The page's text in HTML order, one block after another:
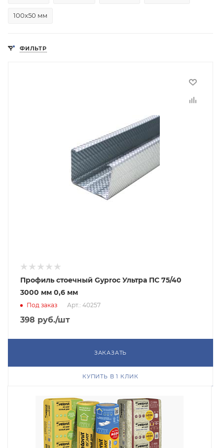
100x50 мм
ФИЛЬТР
Профиль стоечный Gyproc Ультра ПС 75/40
3000 мм 0,6 мм
Под заказ Арт.: 40257
398 руб./шт
ЗАКАЗАТЬ
КУПИТЬ В 1 КЛИК